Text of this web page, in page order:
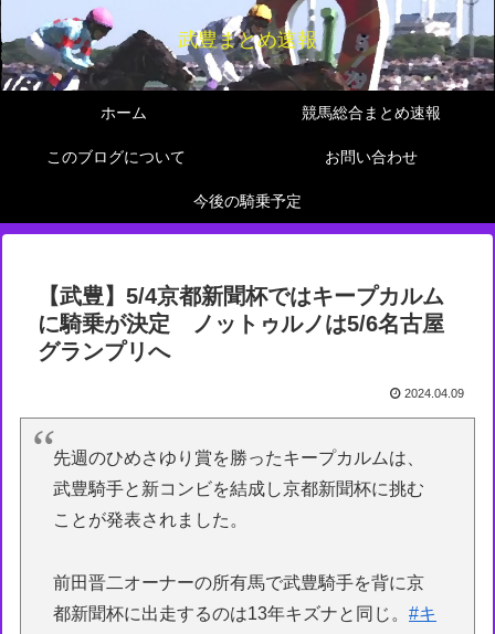
武豊まとめ速報
ホーム 競馬総合まとめ速報
このブログについて お問い合わせ
今後の騎乗予定
【武豊】5/4京都新聞杯ではキープカルム
に騎乗が決定 ノットゥルノは5/6名古屋
グランプリへ
2024.04.09
先週のひめさゆり賞を勝ったキープカルムは、
武豊騎手と新コンビを結成し京都新聞杯に挑む
ことが発表されました。
前田晋二オーナーの所有馬で武豊騎手を背に京
都新聞杯に出走するのは13年キズナと同じ。#キ